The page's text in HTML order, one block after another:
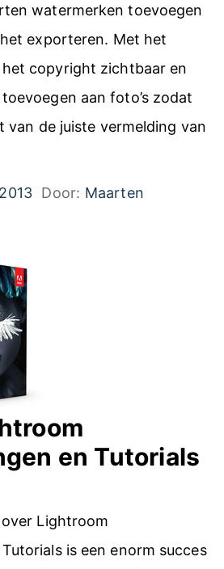
watermerken toevoegen
exporteren. Met het
copyright zichtbaar en
aan foto’s zodat
van de juiste vermelding van
Door: Maarten
en Tutorials
Lightroom
is een enorm succes